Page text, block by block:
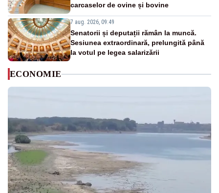
carcaselor de ovine și bovine
7 aug. 2026, 09:49
Senatorii și deputații rămân la muncă.
Sesiunea extraordinară, prelungită până
la votul pe legea salarizării
ECONOMIE